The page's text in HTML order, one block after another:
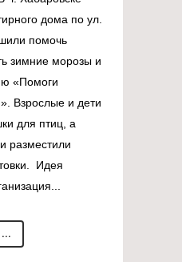
дома по ул.
помочь
зимние морозы и
«Помоги
Взрослые и дети
для птиц, а
разместили
Идея